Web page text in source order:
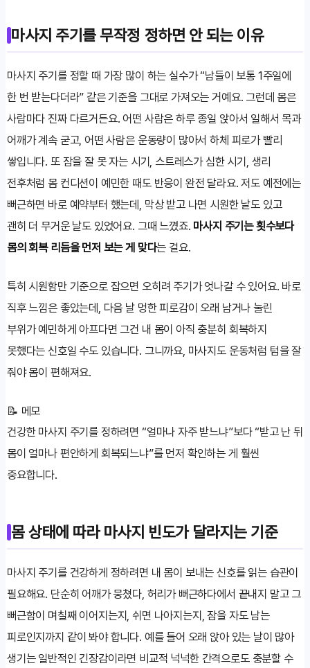
마사지 주기를 무작정 정하면 안 되는 이유
마사지 주기를 정할 때 가장 많이 하는 실수가 “남들이 보통 1주일에
한 번 받는다더라” 같은 기준을 그대로 가져오는 거예요. 그런데 몸은
사람마다 진짜 다르거든요. 어떤 사람은 하루 종일 앉아서 일해서 목과
어깨가 계속 굳고, 어떤 사람은 운동량이 많아서 하체 피로가 빨리
쌓입니다. 또 잠을 잘 못 자는 시기, 스트레스가 심한 시기, 생리
전후처럼 몸 컨디션이 예민한 때도 반응이 완전 달라요. 저도 예전에는
뻐근하면 바로 예약부터 했는데, 막상 받고 나면 시원한 날도 있고
괜히 더 무거운 날도 있었어요. 그때 느꼈죠. 마사지 주기는 횟수보다
몸의 회복 리듬을 먼저 보는 게 맞다는 걸요.
특히 시원함만 기준으로 잡으면 오히려 주기가 엇나갈 수 있어요. 바로
직후 느낌은 좋았는데, 다음 날 멍한 피로감이 오래 남거나 눌린
부위가 예민하게 아프다면 그건 내 몸이 아직 충분히 회복하지
못했다는 신호일 수도 있습니다. 그니까요, 마사지도 운동처럼 텀을 잘
줘야 몸이 편해져요.
📝 메모
건강한 마사지 주기를 정하려면 “얼마나 자주 받느냐”보다 “받고 난 뒤
몸이 얼마나 편안하게 회복되느냐”를 먼저 확인하는 게 훨씬
중요합니다.
몸 상태에 따라 마사지 빈도가 달라지는 기준
마사지 주기를 건강하게 정하려면 내 몸이 보내는 신호를 읽는 습관이
필요해요. 단순히 어깨가 뭉쳤다, 허리가 뻐근하다에서 끝내지 말고 그
뻐근함이 며칠째 이어지는지, 쉬면 나아지는지, 잠을 자도 남는
피로인지까지 같이 봐야 합니다. 예를 들어 오래 앉아 있는 날이 많아
생기는 일반적인 긴장감이라면 비교적 넉넉한 간격으로도 충분할 수